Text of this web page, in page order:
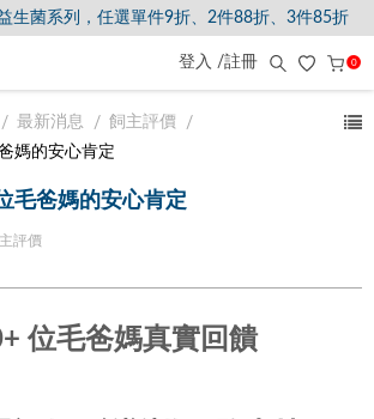
生菌系列，任選單件9折、2件88折、3件85折
登入 /註冊 0
最新消息
飼主評價
媽的安心肯定
毛爸媽的安心肯定
評價
位毛爸媽真實回饋